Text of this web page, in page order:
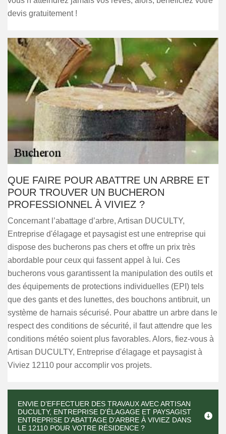
devis gratuitement !
QUE FAIRE POUR ABATTRE UN ARBRE ET
POUR TROUVER UN BUCHERON
PROFESSIONNEL À VIVIEZ ?
Concernant l’abattage d’arbre, Artisan DUCULTY,
Entreprise d'élagage et paysagist est une entreprise qui
dispose des bucherons pas chers et offre un prix très
abordable pour ceux qui fassent appel à lui. Ces
bucherons vous garantissent la manipulation des outils et
des équipements de protections individuelles (EPI) tels
que des gants et des lunettes, des bouchons antibruit, un
système de harnais sécurisé. Pour abattre un arbre dans le
respect des conditions de sécurité, il faut attendre que les
conditions météo soient plus favorables. Alors, fiez-vous à
Artisan DUCULTY, Entreprise d'élagage et paysagist à
Viviez 12110 pour accomplir vos projets.
ENVIE D’EFFECTUER DES TRAVAUX AVEC ARTISAN
DUCULTY, ENTREPRISE D'ÉLAGAGE ET PAYSAGIST
ENTREPRISE D’ABATTAGE D’ARBRE À VIVIEZ DANS
LE 12110 POUR VOTRE RÉSIDENCE ?